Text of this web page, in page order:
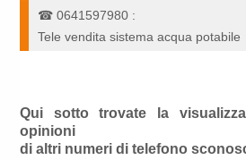
☎0641597980 :
Tele vendita sistema acqua potabile
Qui sotto trovate la
opinioni
di altri numeri di telefono